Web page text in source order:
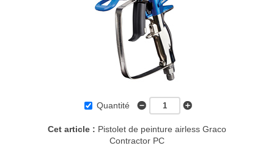
Quantité
Cet article : Pistolet de peinture airless Graco
Contractor PC